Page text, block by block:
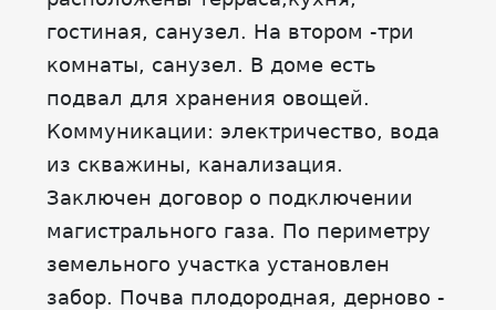
гостиная, санузел. На втором -три
комнаты, санузел. В доме есть
подвал для хранения овощей.
Коммуникации: электричество, вода
из скважины, канализация.
Заключен договор о подключении
магистрального газа. По периметру
земельного участка установлен
забор. Почва плодородная, дерново -